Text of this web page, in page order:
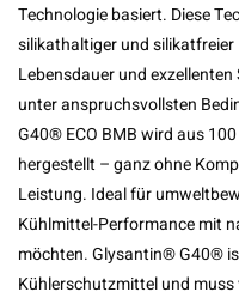
Technologie basiert. Diese
silikathaltiger und
Lebensdauer und
unter anspruchsvollsten
G40® ECO BMB wird aus
hergestellt – ganz ohne
Leistung. Ideal für
Kühlmittel-Performance mit
möchten. Glysantin® G40®
Kühlerschutzmittel und